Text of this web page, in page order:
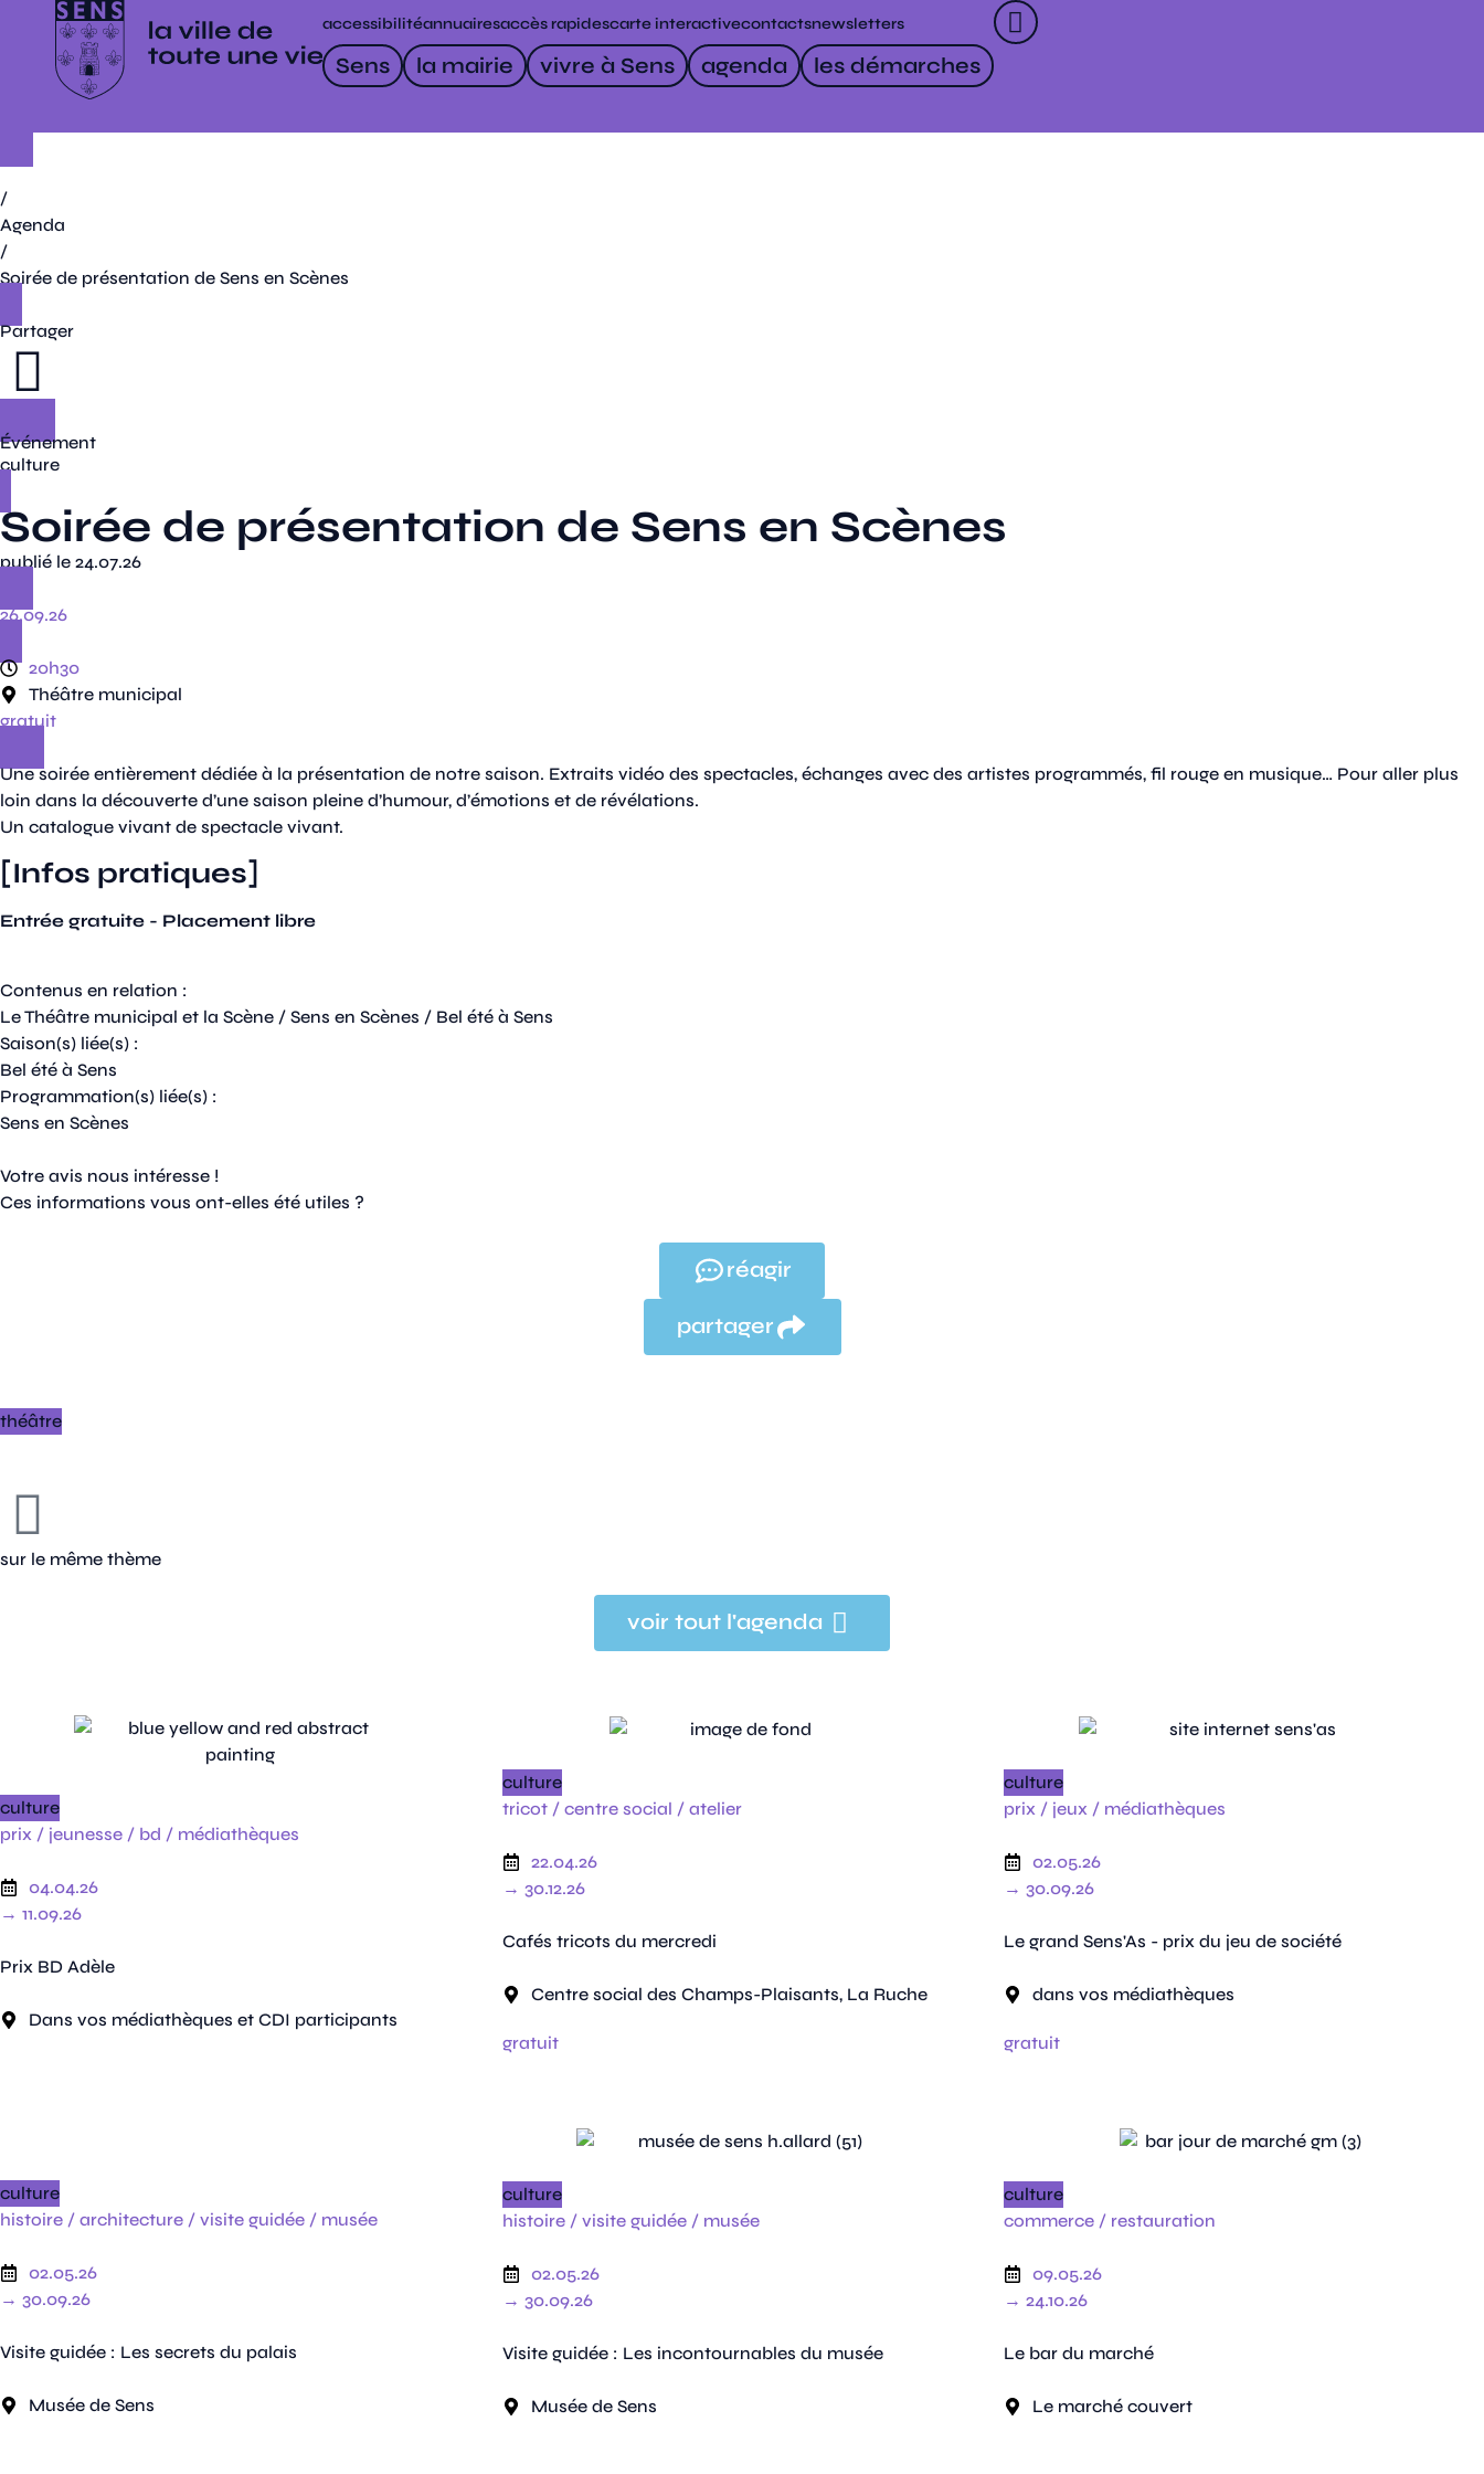
Sens la mairie vivre à Sens agenda les démarches
accessibilitéannuairesaccès rapidescarte interactivecontactsnewsletters
/
Agenda
/
Soirée de présentation de Sens en Scènes
Partager
Événement
culture
Soirée de présentation de Sens en Scènes
publié le 24.07.26
26.09.26
20h30
Théâtre municipal
gratuit
Une soirée entièrement dédiée à la présentation de notre saison. Extraits vidéo des spectacles, échanges avec des artistes programmés, fil rouge en musique… Pour aller plus
loin dans la découverte d’une saison pleine d’humour, d’émotions et de révélations.
Un catalogue vivant de spectacle vivant.
[Infos pratiques]
Entrée gratuite - Placement libre
Contenus en relation :
Le Théâtre municipal et la Scène / Sens en Scènes / Bel été à Sens
Saison(s) liée(s) :
Bel été à Sens
Programmation(s) liée(s) :
Sens en Scènes
Votre avis nous intéresse !
Ces informations vous ont-elles été utiles ?
réagir
partager
théâtre
sur le même thème
voir tout l'agenda
culture
prix / jeunesse / bd / médiathèques
04.04.26
→ 11.09.26
Prix BD Adèle
Dans vos médiathèques et CDI participants
culture
tricot / centre social / atelier
22.04.26
→ 30.12.26
Cafés tricots du mercredi
Centre social des Champs-Plaisants, La Ruche
gratuit
culture
prix / jeux / médiathèques
02.05.26
→ 30.09.26
Le grand Sens'As - prix du jeu de société
dans vos médiathèques
gratuit
culture
histoire / architecture / visite guidée / musée
02.05.26
→ 30.09.26
Visite guidée : Les secrets du palais
Musée de Sens
culture
histoire / visite guidée / musée
02.05.26
→ 30.09.26
Visite guidée : Les incontournables du musée
Musée de Sens
culture
commerce / restauration
09.05.26
→ 24.10.26
Le bar du marché
Le marché couvert